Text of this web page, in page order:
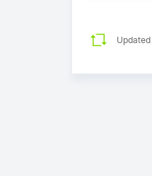
Updated